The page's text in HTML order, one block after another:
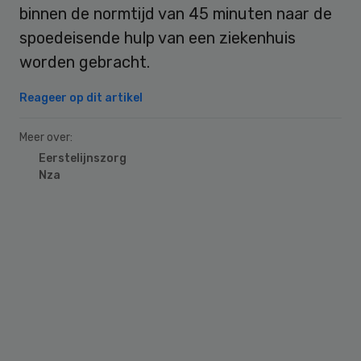
binnen de normtijd van 45 minuten naar de
spoedeisende hulp van een ziekenhuis
worden gebracht.
Reageer op dit artikel
Meer over:
Eerstelijnszorg
Nza